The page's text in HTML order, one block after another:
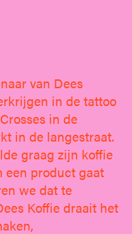
van Dees
in de tattoo
in de
in de langestraat.
graag zijn koffie
een product gaat
we dat te
Koffie draait het